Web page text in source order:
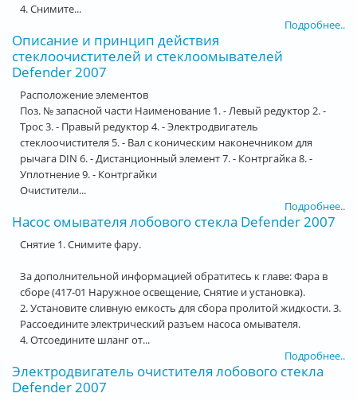
4. Снимите...
Подробнее..
Описание и принцип действия
стеклоочистителей и стеклоомывателей
Defender 2007
Расположение элементов
Поз. № запасной части Наименование 1. - Левый редуктор 2. -
Трос 3. - Правый редуктор 4. - Электродвигатель
стеклоочистителя 5. - Вал с коническим наконечником для
рычага DIN 6. - Дистанционный элемент 7. - Контргайка 8. -
Уплотнение 9. - Контргайки
Очистители...
Подробнее..
Насос омывателя лобового стекла Defender 2007
Снятие 1. Снимите фару.
За дополнительной информацией обратитесь к главе: Фара в
сборе (417-01 Наружное освещение, Снятие и установка).
2. Установите сливную емкость для сбора пролитой жидкости. 3.
Рассоедините электрический разъем насоса омывателя.
4. Отсоедините шланг от...
Подробнее..
Электродвигатель очистителя лобового стекла
Defender 2007